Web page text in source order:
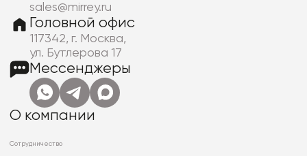
sales@mirrey.ru
Головной офис
117342, г. Москва,
ул. Бутлерова 17
Мессенджеры
О компании
Сотрудничество